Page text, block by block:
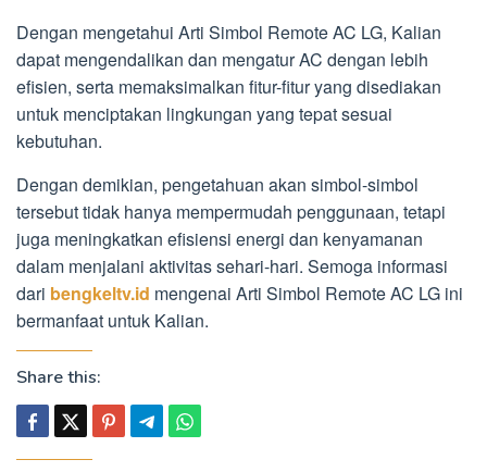
Dengan mengetahui Arti Simbol Remote AC LG, Kalian
dapat mengendalikan dan mengatur AC dengan lebih
efisien, serta memaksimalkan fitur-fitur yang disediakan
untuk menciptakan lingkungan yang tepat sesuai
kebutuhan.
Dengan demikian, pengetahuan akan simbol-simbol
tersebut tidak hanya mempermudah penggunaan, tetapi
juga meningkatkan efisiensi energi dan kenyamanan
dalam menjalani aktivitas sehari-hari. Semoga informasi
dari bengkeltv.id mengenai Arti Simbol Remote AC LG ini
bermanfaat untuk Kalian.
Share this: